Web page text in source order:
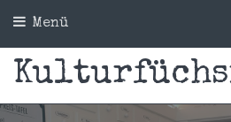
Menü